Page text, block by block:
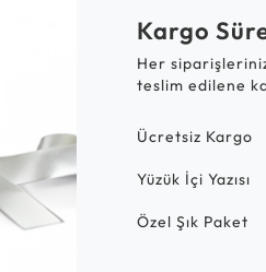
Kargo
Her
teslim edilene
Ücretsiz Kargo
Yüzük İçi Yazısı
Özel Şık Paket